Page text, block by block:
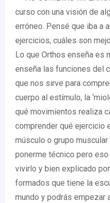
curso con una visión de
erróneo. Pensé que iba a
ejercicios, cuáles son
Lo que Orthos enseña es
enseña las funciones del
que nos sirve para
cuerpo al estímulo, la
qué movimientos realiza
comprender qué ejercicio
músculo o grupo
ponerme técnico pero
vivirlo y bien explicado
formados que tiene la
mundo y podrás empezar